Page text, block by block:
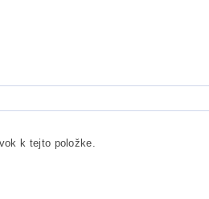
k tejto položke.